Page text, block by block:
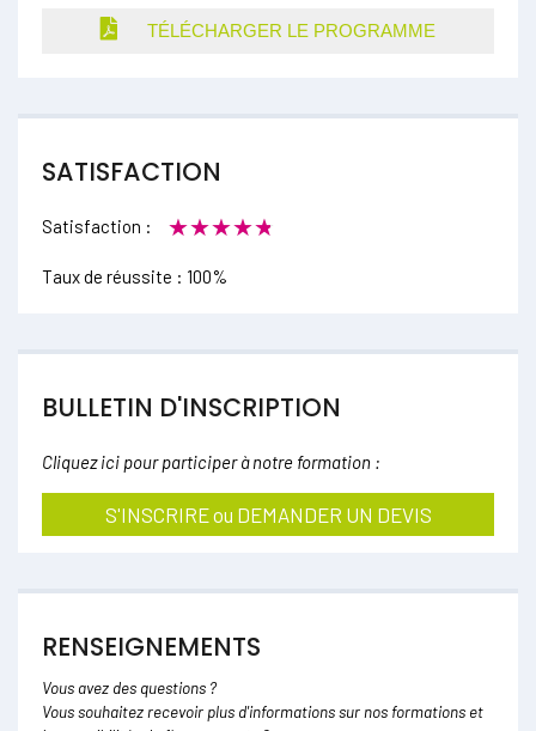
TÉLÉCHARGER LE PROGRAMME
SATISFACTION
Satisfaction : ★★★★★
★★★★★
Taux de réussite : 100%
BULLETIN D'INSCRIPTION
Cliquez ici pour participer à notre formation :
S'INSCRIRE ou DEMANDER UN DEVIS
RENSEIGNEMENTS
Vous avez des questions ?
Vous souhaitez recevoir plus d'informations sur nos formations et